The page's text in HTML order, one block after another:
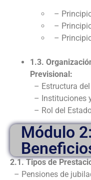
–
–
–
1.3.
Previsional:
– Estructura
– Instituciones
– Rol del
Módulo
2.1. Tipos de
– Pensiones de